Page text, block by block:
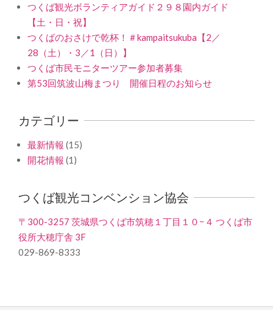
つくば観光ボランティアガイド２９８園内ガイド
【土・日・祝】
つくばのおさけで乾杯！＃kampaitsukuba【2／
28（土）・3／1（日）】
つくば市民モニターツアー参加者募集
第53回筑波山梅まつり 開催日程のお知らせ
カテゴリー
最新情報 (15)
開花情報 (1)
つくば観光コンベンション協会
〒300-3257 茨城県つくば市筑穂１丁目１０−４ つくば市
役所大穂庁舎 3F
029-869-8333